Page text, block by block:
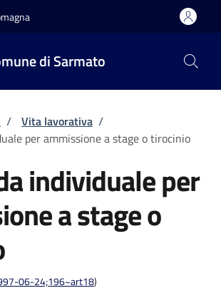
di Sarmato
pane
/ Vita lavorativa /
per ammissione a stage o tirocinio
individuale per
a stage o
06-24;196~art18)